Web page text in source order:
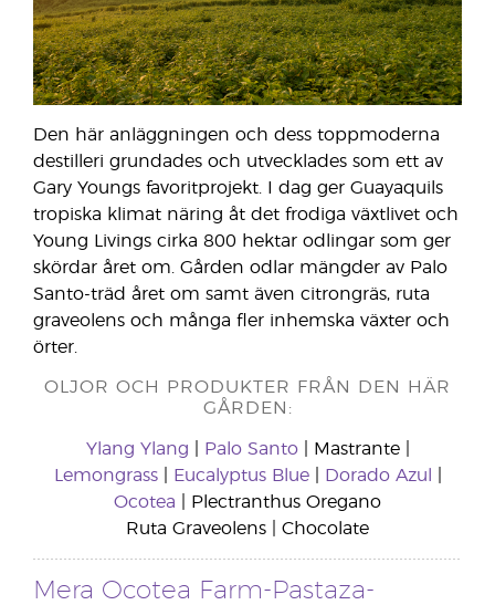
Den här anläggningen och dess toppmoderna
destilleri grundades och utvecklades som ett av
Gary Youngs favoritprojekt. I dag ger Guayaquils
tropiska klimat näring åt det frodiga växtlivet och
Young Livings cirka 800 hektar odlingar som ger
skördar året om. Gården odlar mängder av Palo
Santo-träd året om samt även citrongräs, ruta
graveolens och många fler inhemska växter och
örter.
OLJOR OCH PRODUKTER FRÅN DEN HÄR
GÅRDEN:
Ylang Ylang Palo Santo| Mastrante |
Lemongrass| Eucalyptus Blue| Dorado Azul
Ocotea | Plectranthus Oregano
Ruta Graveolens | Chocolate
Mera Ocotea Farm-Pastaza-